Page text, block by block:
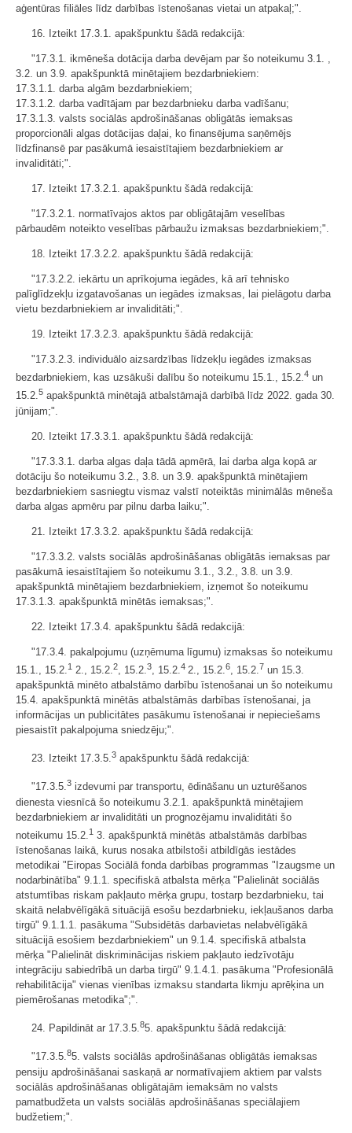
aģentūras filiāles līdz darbības īstenošanas vietai un atpakaļ;".
16. Izteikt 17.3.1. apakšpunktu šādā redakcijā:
"17.3.1. ikmēneša dotācija darba devējam par šo noteikumu 3.1. ,
3.2. un 3.9. apakšpunktā minētajiem bezdarbniekiem:
17.3.1.1. darba algām bezdarbniekiem;
17.3.1.2. darba vadītājam par bezdarbnieku darba vadīšanu;
17.3.1.3. valsts sociālās apdrošināšanas obligātās iemaksas
proporcionāli algas dotācijas daļai, ko finansējuma saņēmējs
līdzfinansē par pasākumā iesaistītajiem bezdarbniekiem ar
invaliditāti;".
17. Izteikt 17.3.2.1. apakšpunktu šādā redakcijā:
"17.3.2.1. normatīvajos aktos par obligātajām veselības
pārbaudēm noteikto veselības pārbaužu izmaksas bezdarbniekiem;".
18. Izteikt 17.3.2.2. apakšpunktu šādā redakcijā:
"17.3.2.2. iekārtu un aprīkojuma iegādes, kā arī tehnisko
palīglīdzekļu izgatavošanas un iegādes izmaksas, lai pielāgotu darba
vietu bezdarbniekiem ar invaliditāti;".
19. Izteikt 17.3.2.3. apakšpunktu šādā redakcijā:
"17.3.2.3. individuālo aizsardzības līdzekļu iegādes izmaksas
bezdarbniekiem, kas uzsākuši dalību šo noteikumu 15.1., 15.2.4 un
15.2.5 apakšpunktā minētajā atbalstāmajā darbībā līdz 2022. gada 30.
jūnijam;".
20. Izteikt 17.3.3.1. apakšpunktu šādā redakcijā:
"17.3.3.1. darba algas daļa tādā apmērā, lai darba alga kopā ar
dotāciju šo noteikumu 3.2., 3.8. un 3.9. apakšpunktā minētajiem
bezdarbniekiem sasniegtu vismaz valstī noteiktās minimālās mēneša
darba algas apmēru par pilnu darba laiku;".
21. Izteikt 17.3.3.2. apakšpunktu šādā redakcijā:
"17.3.3.2. valsts sociālās apdrošināšanas obligātās iemaksas par
pasākumā iesaistītajiem šo noteikumu 3.1., 3.2., 3.8. un 3.9.
apakšpunktā minētajiem bezdarbniekiem, izņemot šo noteikumu
17.3.1.3. apakšpunktā minētās iemaksas;".
22. Izteikt 17.3.4. apakšpunktu šādā redakcijā:
"17.3.4. pakalpojumu (uzņēmuma līgumu) izmaksas šo noteikumu
15.1., 15.2. 1 2., 15.2. 2 , 15.2. 3 , 15.2. 4 2., 15.2. 6 , 15.2. 7 un 15.3.
apakšpunktā minēto atbalstāmo darbību īstenošanai un šo noteikumu
15.4. apakšpunktā minētās atbalstāmās darbības īstenošanai, ja
informācijas un publicitātes pasākumu īstenošanai ir nepieciešams
piesaistīt pakalpojuma sniedzēju;".
23. Izteikt 17.3.5.3 apakšpunktu šādā redakcijā:
"17.3.5.3 izdevumi par transportu, ēdināšanu un uzturēšanos
dienesta viesnīcā šo noteikumu 3.2.1. apakšpunktā minētajiem
bezdarbniekiem ar invaliditāti un prognozējamu invaliditāti šo
noteikumu 15.2. 1 3. apakšpunktā minētās atbalstāmās darbības
īstenošanas laikā, kurus nosaka atbilstoši atbildīgās iestādes
metodikai "Eiropas Sociālā fonda darbības programmas "Izaugsme un
nodarbinātība" 9.1.1. specifiskā atbalsta mērķa "Palielināt sociālās
atstumtības riskam pakļauto mērķa grupu, tostarp bezdarbnieku, tai
skaitā nelabvēlīgākā situācijā esošu bezdarbnieku, iekļaušanos darba
tirgū" 9.1.1.1. pasākuma "Subsidētās darbavietas nelabvēlīgākā
situācijā esošiem bezdarbniekiem" un 9.1.4. specifiskā atbalsta
mērķa "Palielināt diskriminācijas riskiem pakļauto iedzīvotāju
integrāciju sabiedrībā un darba tirgū" 9.1.4.1. pasākuma "Profesionālā
rehabilitācija" vienas vienības izmaksu standarta likmju aprēķina un
piemērošanas metodika";".
24. Papildināt ar 17.3.5.85. apakšpunktu šādā redakcijā:
"17.3.5.85. valsts sociālās apdrošināšanas obligātās iemaksas
pensiju apdrošināšanai saskaņā ar normatīvajiem aktiem par valsts
sociālās apdrošināšanas obligātajām iemaksām no valsts
pamatbudžeta un valsts sociālās apdrošināšanas speciālajiem
budžetiem;".